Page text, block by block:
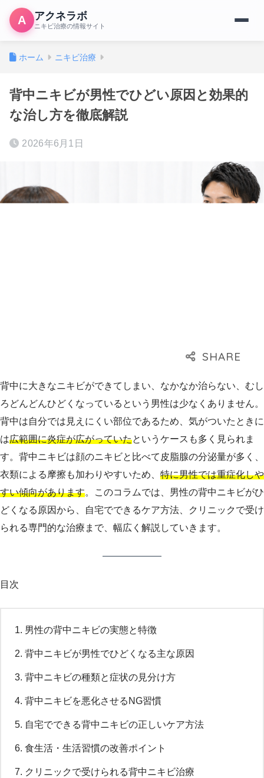
A アクネラボ
ニキビ治療の情報サイト
ホーム ニキビ治療
背中ニキビが男性でひどい原因と効果的
な治し方を徹底解説
2026年6月1日
背中に大きなニキビができてしまい、なかなか治らない、むし
ろどんどんひどくなっているという男性は少なくありません。
背中は自分では見えにくい部位であるため、気がついたときに
は広範囲に炎症が広がっていたというケースも多く見られま
す。背中ニキビは顔のニキビと比べて皮脂腺の分泌量が多く、
衣類による摩擦も加わりやすいため、 特に男性では重症化しや
すい傾向があります。このコラムでは、男性の背中ニキビがひ
どくなる原因から、自宅でできるケア方法、クリニックで受け
られる専門的な治療まで、幅広く解説していきます。
目次
男性の背中ニキビの実態と特徴
背中ニキビが男性でひどくなる主な原因
背中ニキビの種類と症状の見分け方
背中ニキビを悪化させるNG習慣
自宅でできる背中ニキビの正しいケア方法
食生活・生活習慣の改善ポイント
クリニックで受けられる背中ニキビ治療